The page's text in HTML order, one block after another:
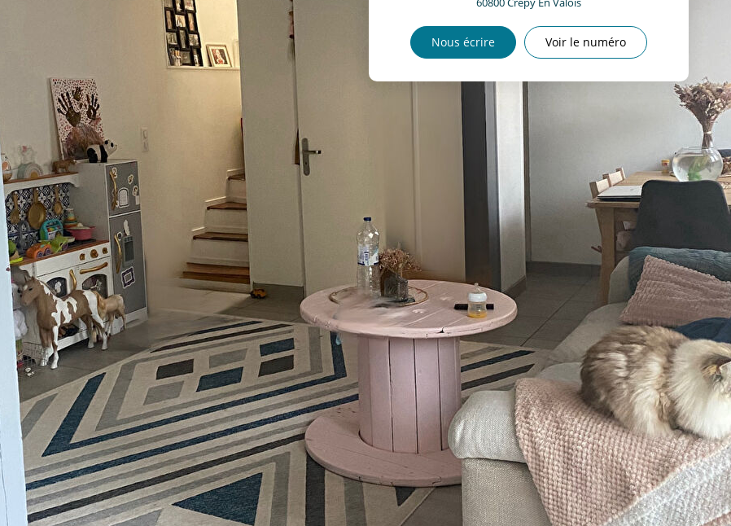
sur la commune de Lévignen, Axe RN2 et à 5minutes de
bureau, chambre palière, une grande chambre. Balcon.
2024.
annuelle.
€ et 1 500 € par an.
lieux d'entrée.
Nous écrire Voir le numéro